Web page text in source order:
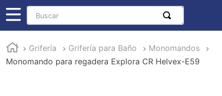
Buscar
Grifería Grifería para Baño
Monomandos
Monomando para regadera Explora CR Helvex-E59
1.
pisos
2.
loseta